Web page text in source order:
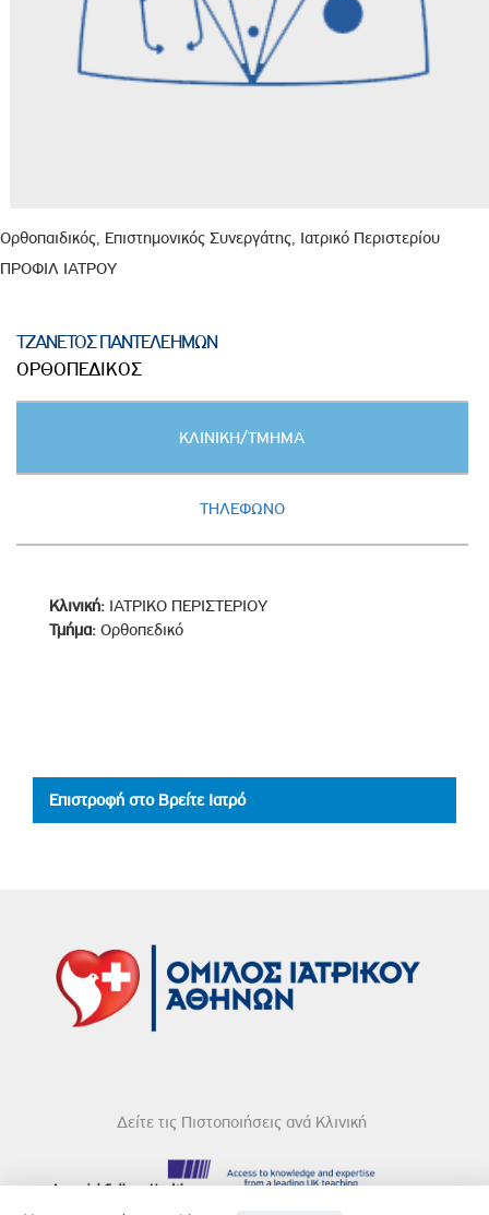
Ορθοπαιδικός, Επιστημονικός Συνεργάτης, Ιατρικό Περιστερίου
ΠΡΟΦΙΛ ΙΑΤΡΟΥ
ΤΖΑΝΕΤΟΣ ΠΑΝΤΕΛΕΗΜΩΝ
ΟΡΘΟΠΕΔΙΚΟΣ
ΚΛΙΝΙΚΗ/ΤΜΗΜΑ
ΤΗΛΕΦΩΝΟ
Κλινική: ΙΑΤΡΙΚΟ ΠΕΡΙΣΤΕΡΙΟΥ
Τμήμα: Ορθοπεδικό
Επιστροφή στο Βρείτε Ιατρό
Δείτε τις Πιστοποιήσεις ανά Κλινική